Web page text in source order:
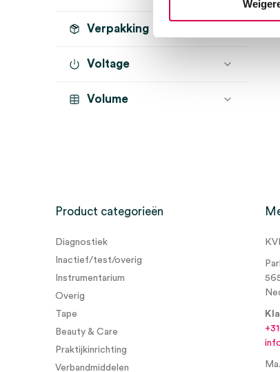
Bluetooth (1)
Verpakking
Voltage
Volume
Product categorieën
Diagnostiek
Inactief/test/overig
Instrumentarium
Overig
Tape
Beauty & Care
Praktijkinrichting
Verbandmiddelen